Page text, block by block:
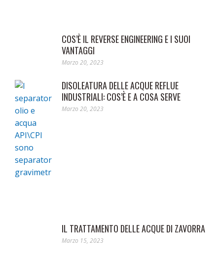
COS’È IL REVERSE ENGINEERING E I SUOI
VANTAGGI
Marzo 20, 2023
DISOLEATURA DELLE ACQUE REFLUE
INDUSTRIALI: COS’È E A COSA SERVE
Marzo 20, 2023
IL TRATTAMENTO DELLE ACQUE DI ZAVORRA
Marzo 15, 2023